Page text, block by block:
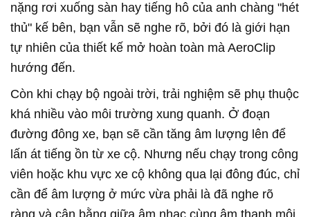
nặng rơi xuống sàn hay tiếng hô của anh chàng "hét
thủ" kế bên, bạn vẫn sẽ nghe rõ, bởi đó là giới hạn
tự nhiên của thiết kế mở hoàn toàn mà AeroClip
hướng đến.
Còn khi chạy bộ ngoài trời, trải nghiệm sẽ phụ thuộc
khá nhiều vào môi trường xung quanh. Ở đoạn
đường đông xe, bạn sẽ cần tăng âm lượng lên để
lấn át tiếng ồn từ xe cộ. Nhưng nếu chạy trong công
viên hoặc khu vực xe cộ không qua lại đông đúc, chỉ
cần để âm lượng ở mức vừa phải là đã nghe rõ